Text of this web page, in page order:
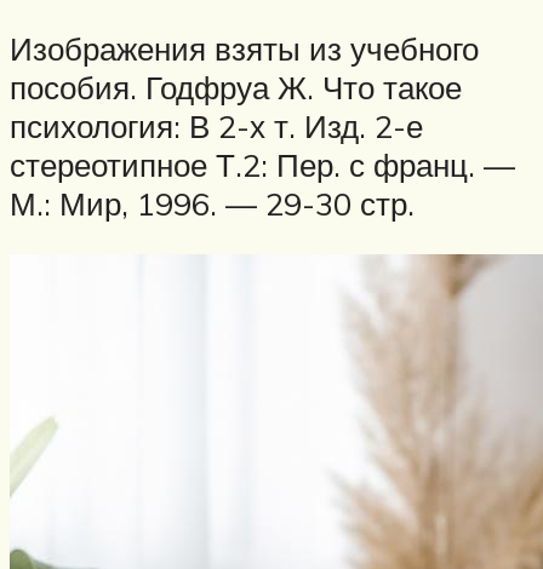
Изображения взяты из учебного
пособия. Годфруа Ж. Что такое
психология: В 2-х т. Изд. 2-е
стереотипное Т.2: Пер. с франц. —
М.: Мир, 1996. — 29-30 стр.